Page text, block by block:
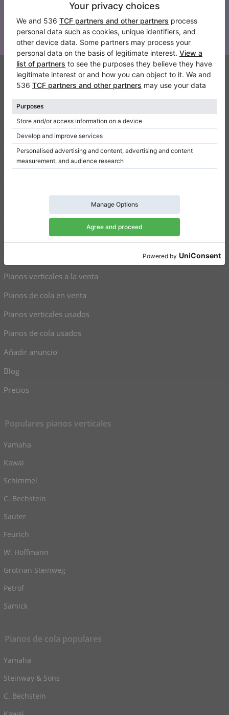
Manténgase al día con todas las noticias de Klaviano
Klaviano
FAQ
Contacto
Sobre nosotros
Escribir una reseña
Términos de uso
Configuración de consentimiento
Pianos verticales a la venta
Pianos de cola en venta
Pianos verticales usados
Pianos de cola usados
Añadir anuncio
Blog
Precios
Populares pianos verticales
Yamaha
Kawai
Schimmel
C. Bechstein
Sauter
Feurich
W. Hoffmann
Grotrian Steinweg
Petrof
Samick
Pianos de cola populares
Yamaha
Steinway & Sons
C. Bechstein